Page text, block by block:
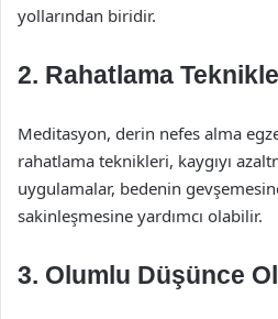
yollarından biridir.
2. Rahatlama
Meditasyon, derin nefes alma
rahatlama teknikleri, kaygıyı
uygulamalar, bedenin
sakinleşmesine yardımcı olabilir.
3. Olumlu Düşünce